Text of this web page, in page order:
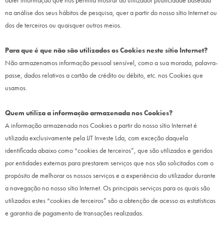
na análise dos seus hábitos de pesquisa, quer a partir do nosso sítio Internet ou
dos de terceiros ou quaisquer outros meios.
Para que é que não são utilizados os Cookies neste sítio Internet?
Não armazenamos informação pessoal sensível, como a sua morada, palavra-
passe, dados relativos a cartão de crédito ou débito, etc. nos Cookies que
usamos.
Quem utiliza a informação armazenada nos Cookies?
A informação armazenada nos Cookies a partir do nosso sítio Internet é
utilizada exclusivamente pela IJT Investe Lda, com exceção daquela
identificada abaixo como “cookies de terceiros”, que são utilizados e geridos
por entidades externas para prestarem serviços que nos são solicitados com o
propósito de melhorar os nossos serviços e a experiência do utilizador durante
a navegação no nosso sítio Internet. Os principais serviços para os quais são
utilizados estes “cookies de terceiros” são a obtenção de acesso as estatísticas
e garantia de pagamento de transações realizadas.